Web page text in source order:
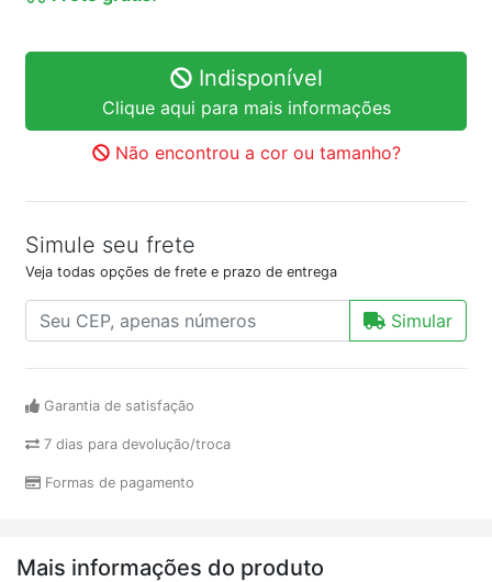
Indisponível
Clique aqui para mais informações
Não encontrou a cor ou tamanho?
Simule seu frete
Veja todas opções de frete e prazo de entrega
Simular
Garantia de satisfação
7 dias para devolução/troca
Formas de pagamento
Mais informações do produto